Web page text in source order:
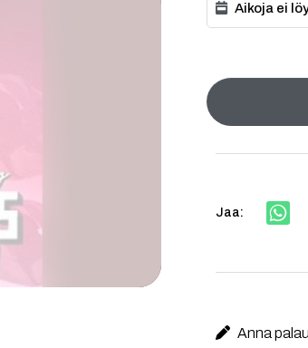
Aikoja ei
Jaa:
Anna